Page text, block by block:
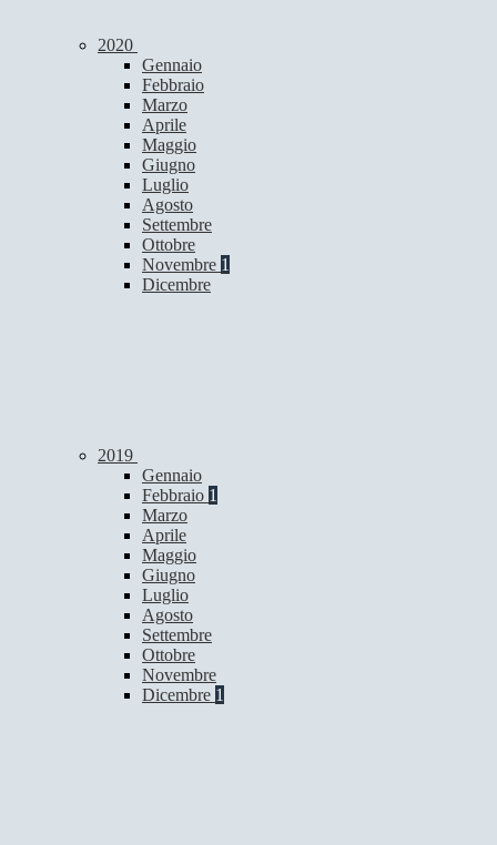
2020
Gennaio
Febbraio
Marzo
Aprile
Maggio
Giugno
Luglio
Agosto
Settembre
Ottobre
Novembre 1
Dicembre
2019
Gennaio
Febbraio 1
Marzo
Aprile
Maggio
Giugno
Luglio
Agosto
Settembre
Ottobre
Novembre
Dicembre 1